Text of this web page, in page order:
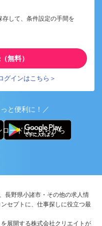
して、条件設定の手間を
無料）
グインはこちら＞
と便利に！／
ロードはこちらから
長野県小諸市・その他の求人情
セプトに、仕事探しに役立つ最
展開する株式会社クリエイトが